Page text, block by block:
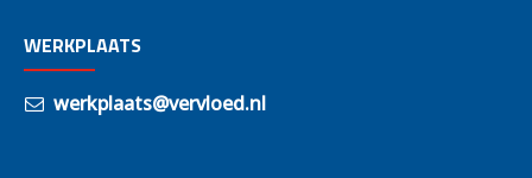
WERKPLAATS
werkplaats@vervloed.nl